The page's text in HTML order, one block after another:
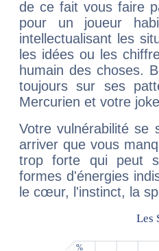
de ce fait vous faire
pour un joueur
intellectualisant les
les idées ou les
humain des choses.
toujours sur ses
Mercurien et votre
Votre vulnérabilité se
arriver que vous
trop forte qui peut
formes d'énergies
le cœur, l'instinct, la